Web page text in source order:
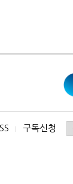
I 구독신청